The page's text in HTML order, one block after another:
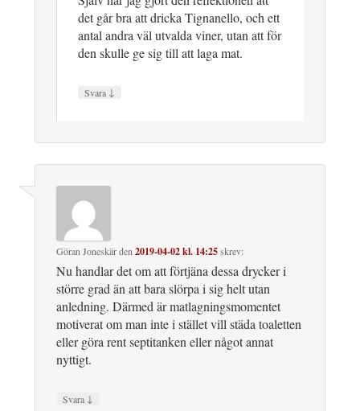
det går bra att dricka Tignanello, och ett
antal andra väl utvalda viner, utan att för
den skulle ge sig till att laga mat.
Svara ↓
Göran Joneskärden2019-04-02 kl. 14:25skrev:
Nu handlar det om att förtjäna dessa drycker i
större grad än att bara slörpa i sig helt utan
anledning. Därmed är matlagningsmomentet
motiverat om man inte i stället vill städa toaletten
eller göra rent septitanken eller något annat
nyttigt.
Svara ↓